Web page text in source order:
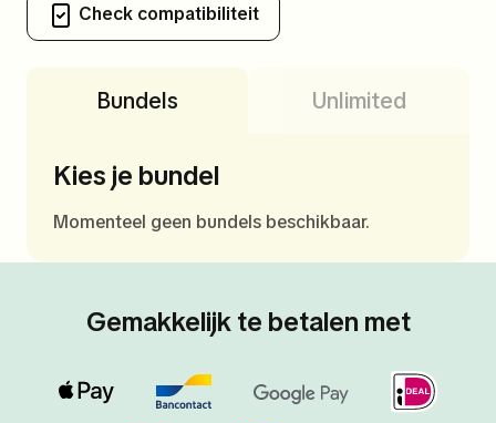
Check compatibiliteit
Bundels Unlimited
Kies je bundel
Momenteel geen bundels beschikbaar.
Gemakkelijk te betalen met